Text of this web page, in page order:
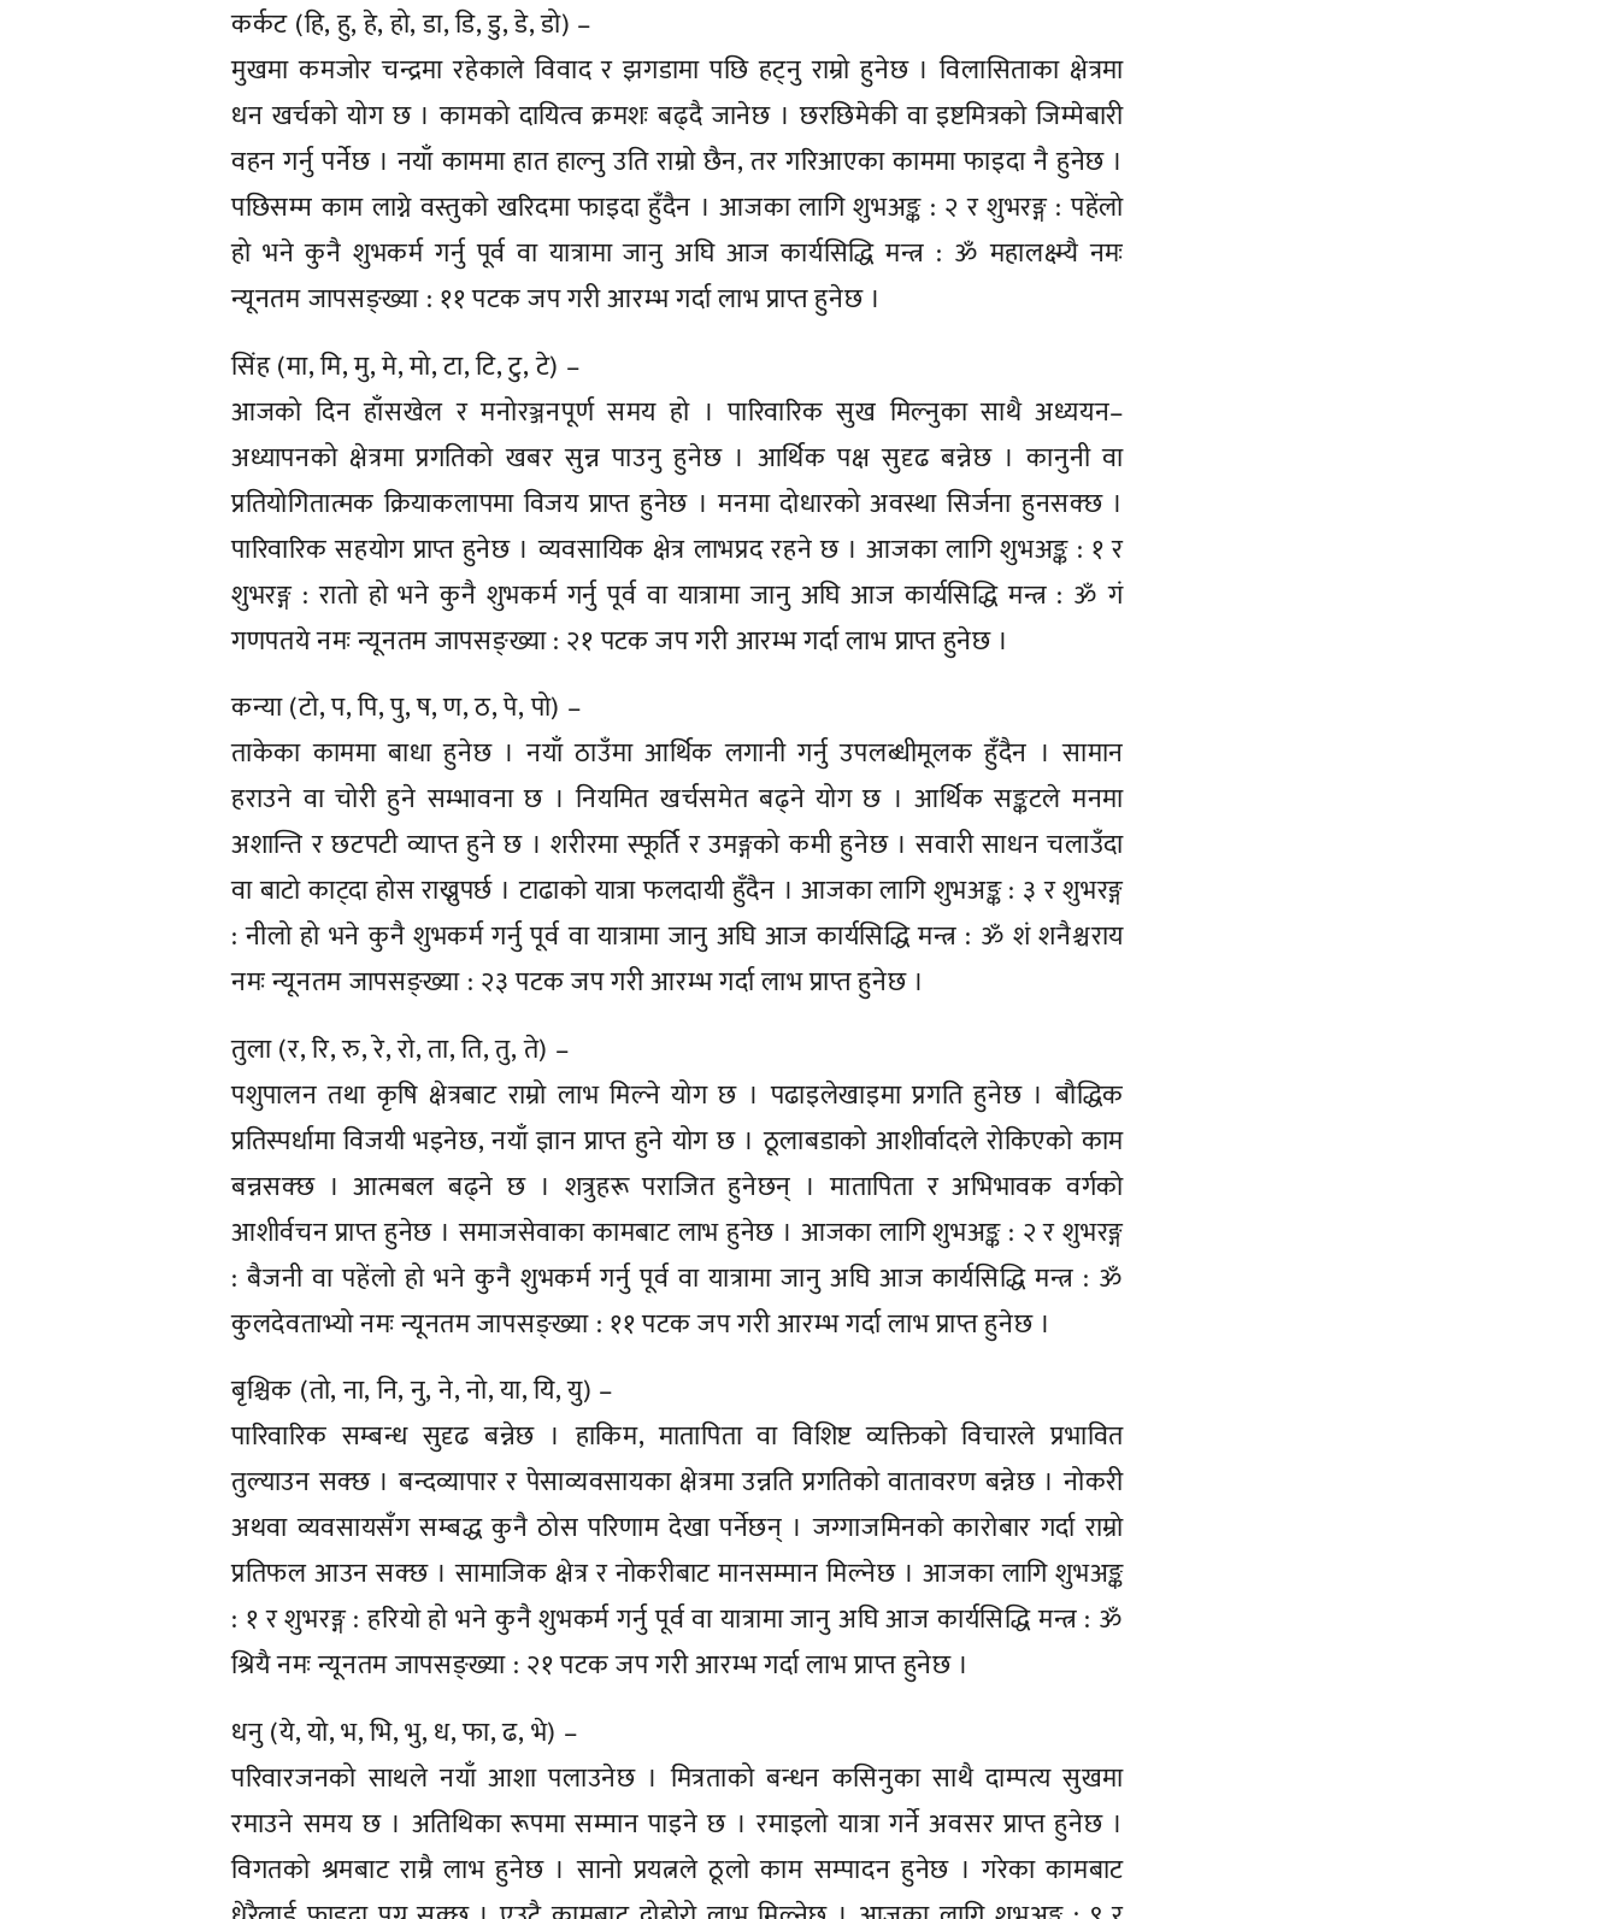
कर्कट (हि, हु, हे, हो, डा, डि, डु, डे, डो) –
मुखमा कमजोर चन्द्रमा रहेकाले विवाद र झगडामा पछि हट्नु राम्रो हुनेछ । विलासिताका क्षेत्रमा
धन खर्चको योग छ । कामको दायित्व क्रमशः बढ्दै जानेछ । छरछिमेकी वा इष्टमित्रको जिम्मेबारी
वहन गर्नु पर्नेछ । नयाँ काममा हात हाल्नु उति राम्रो छैन, तर गरिआएका काममा फाइदा नै हुनेछ ।
पछिसम्म काम लाग्ने वस्तुको खरिदमा फाइदा हुँदैन । आजका लागि शुभअङ्क : २ र शुभरङ्ग : पहेंलो
हो भने कुनै शुभकर्म गर्नु पूर्व वा यात्रामा जानु अघि आज कार्यसिद्धि मन्त्र : ॐ महालक्ष्म्यै नमः
न्यूनतम जापसङ्ख्या : ११ पटक जप गरी आरम्भ गर्दा लाभ प्राप्त हुनेछ ।
सिंह (मा, मि, मु, मे, मो, टा, टि, टु, टे) –
आजको दिन हाँसखेल र मनोरञ्जनपूर्ण समय हो । पारिवारिक सुख मिल्नुका साथै अध्ययन–
अध्यापनको क्षेत्रमा प्रगतिको खबर सुन्न पाउनु हुनेछ । आर्थिक पक्ष सुदृढ बन्नेछ । कानुनी वा
प्रतियोगितात्मक क्रियाकलापमा विजय प्राप्त हुनेछ । मनमा दोधारको अवस्था सिर्जना हुनसक्छ ।
पारिवारिक सहयोग प्राप्त हुनेछ । व्यवसायिक क्षेत्र लाभप्रद रहने छ । आजका लागि शुभअङ्क : १ र
शुभरङ्ग : रातो हो भने कुनै शुभकर्म गर्नु पूर्व वा यात्रामा जानु अघि आज कार्यसिद्धि मन्त्र : ॐ गं
गणपतये नमः न्यूनतम जापसङ्ख्या : २१ पटक जप गरी आरम्भ गर्दा लाभ प्राप्त हुनेछ ।
कन्या (टो, प, पि, पु, ष, ण, ठ, पे, पो) –
ताकेका काममा बाधा हुनेछ । नयाँ ठाउँमा आर्थिक लगानी गर्नु उपलब्धीमूलक हुँदैन । सामान
हराउने वा चोरी हुने सम्भावना छ । नियमित खर्चसमेत बढ्ने योग छ । आर्थिक सङ्कटले मनमा
अशान्ति र छटपटी व्याप्त हुने छ । शरीरमा स्फूर्ति र उमङ्गको कमी हुनेछ । सवारी साधन चलाउँदा
वा बाटो काट्दा होस राख्नुपर्छ । टाढाको यात्रा फलदायी हुँदैन । आजका लागि शुभअङ्क : ३ र शुभरङ्ग
: नीलो हो भने कुनै शुभकर्म गर्नु पूर्व वा यात्रामा जानु अघि आज कार्यसिद्धि मन्त्र : ॐ शं शनैश्चराय
नमः न्यूनतम जापसङ्ख्या : २३ पटक जप गरी आरम्भ गर्दा लाभ प्राप्त हुनेछ ।
तुला (र, रि, रु, रे, रो, ता, ति, तु, ते) –
पशुपालन तथा कृषि क्षेत्रबाट राम्रो लाभ मिल्ने योग छ । पढाइलेखाइमा प्रगति हुनेछ । बौद्धिक
प्रतिस्पर्धामा विजयी भइनेछ, नयाँ ज्ञान प्राप्त हुने योग छ । ठूलाबडाको आशीर्वादले रोकिएको काम
बन्नसक्छ । आत्मबल बढ्ने छ । शत्रुहरू पराजित हुनेछन् । मातापिता र अभिभावक वर्गको
आशीर्वचन प्राप्त हुनेछ । समाजसेवाका कामबाट लाभ हुनेछ । आजका लागि शुभअङ्क : २ र शुभरङ्ग
: बैजनी वा पहेंलो हो भने कुनै शुभकर्म गर्नु पूर्व वा यात्रामा जानु अघि आज कार्यसिद्धि मन्त्र : ॐ
कुलदेवताभ्यो नमः न्यूनतम जापसङ्ख्या : ११ पटक जप गरी आरम्भ गर्दा लाभ प्राप्त हुनेछ ।
बृश्चिक (तो, ना, नि, नु, ने, नो, या, यि, यु) –
पारिवारिक सम्बन्ध सुदृढ बन्नेछ । हाकिम, मातापिता वा विशिष्ट व्यक्तिको विचारले प्रभावित
तुल्याउन सक्छ । बन्दव्यापार र पेसाव्यवसायका क्षेत्रमा उन्नति प्रगतिको वातावरण बन्नेछ । नोकरी
अथवा व्यवसायसँग सम्बद्ध कुनै ठोस परिणाम देखा पर्नेछन् । जग्गाजमिनको कारोबार गर्दा राम्रो
प्रतिफल आउन सक्छ । सामाजिक क्षेत्र र नोकरीबाट मानसम्मान मिल्नेछ । आजका लागि शुभअङ्क
: १ र शुभरङ्ग : हरियो हो भने कुनै शुभकर्म गर्नु पूर्व वा यात्रामा जानु अघि आज कार्यसिद्धि मन्त्र : ॐ
श्रियै नमः न्यूनतम जापसङ्ख्या : २१ पटक जप गरी आरम्भ गर्दा लाभ प्राप्त हुनेछ ।
धनु (ये, यो, भ, भि, भु, ध, फा, ढ, भे) –
परिवारजनको साथले नयाँ आशा पलाउनेछ । मित्रताको बन्धन कसिनुका साथै दाम्पत्य सुखमा
रमाउने समय छ । अतिथिका रूपमा सम्मान पाइने छ । रमाइलो यात्रा गर्ने अवसर प्राप्त हुनेछ ।
विगतको श्रमबाट राम्रै लाभ हुनेछ । सानो प्रयत्नले ठूलो काम सम्पादन हुनेछ । गरेका कामबाट